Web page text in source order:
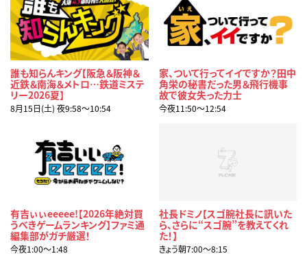
誰も知らんキング【阪急＆阪神＆
近鉄＆南海＆メトロ…鉄道ミステ
リー2026夏】
8月15日(土) 夜9:58〜10:54
家、ついて行ってイイですか？田中
角栄の秘書だった男＆飛行機事
故で彼女失った力士
今夜11:50〜12:54
有吉ぃぃeeeee!【2026年絶対買
うべきゲームランキング】ファミ通
編集部がガチ厳選！
今夜1:00〜1:48
社長ドミノ【スゴ腕社長に訊いた
ら、さらに“スゴ腕”を教えてくれ
た！】
きょう朝7:00〜8:15